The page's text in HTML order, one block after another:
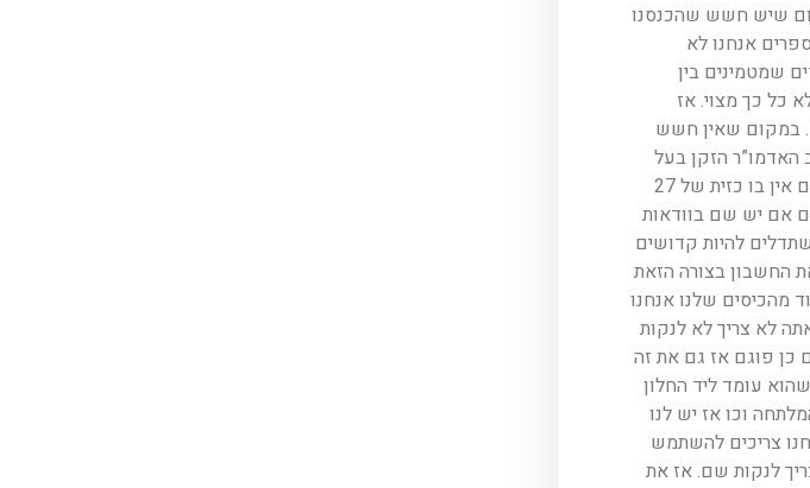
שיש חשש שהכנסנו
ברוב ככל הספרים אנחנו לא
שמטמינים בין
כל כך מצוי. אז
במקום שאין חשש
האדמו”ר הזקן בעל
התניא בסימן תמב’ בסעיף ל’ ישראל קדושים ומנקים כל מקום שיש בו פירורים. כלומר, אפילו אם אין בו כזית של 27
אם יש שם בוודאות
להיות קדושים
החשבון בצורה הזאת
מהכיסים שלנו אנחנו
לא צריך לא לנקות
כן פוגם אז גם את זה
עומד ליד החלון
וכו אז יש לנו
אנחנו צריכים להשתמש
לנקות שם. אז את